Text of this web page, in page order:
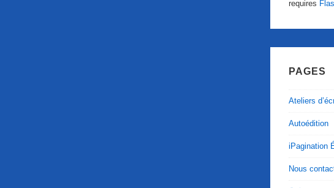
requires
PAGES
Ateliers
Autoédition
iPagination
Nous